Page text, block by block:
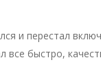
и перестал
все быстро,